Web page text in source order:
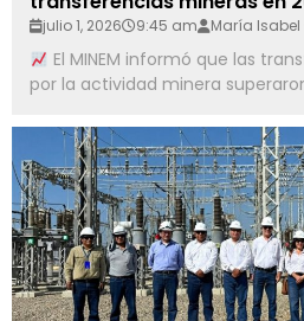
julio 1, 2026 9:45 am María
El MINEM informó que las
por la actividad minera